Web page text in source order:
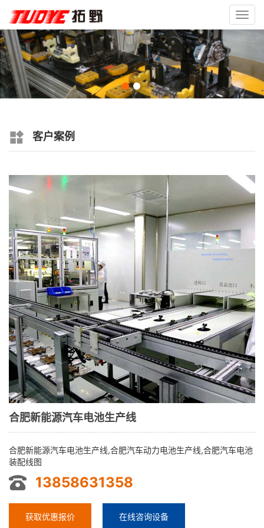
客户案例
合肥新能源汽车电池生产线
合肥新能源汽车电池生产线,合肥汽车动力电池生产线,合肥汽车电池
装配线图
13858631358
获取优惠报价 在线咨询设备